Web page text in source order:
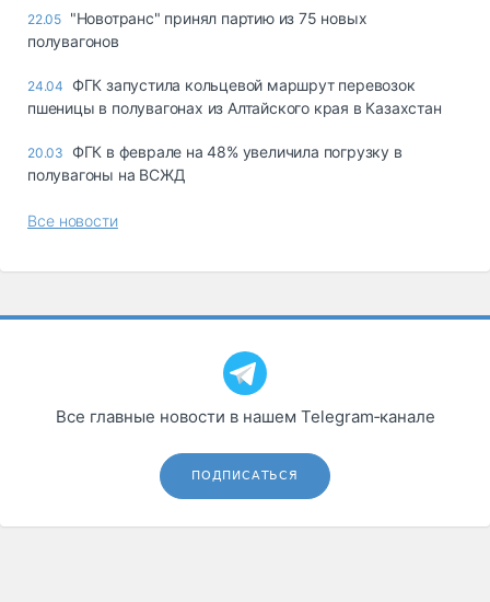
22.05 "Новотранс" принял партию из 75 новых
полувагонов
24.04
ФГК запустила кольцевой маршрут перевозок
пшеницы в полувагонах из Алтайского края в Казахстан
20.03
ФГК в феврале на 48% увеличила погрузку в
полувагоны на ВСЖД
Все новости
Все главные новости в нашем Telegram‑канале
ПОДПИСАТЬСЯ